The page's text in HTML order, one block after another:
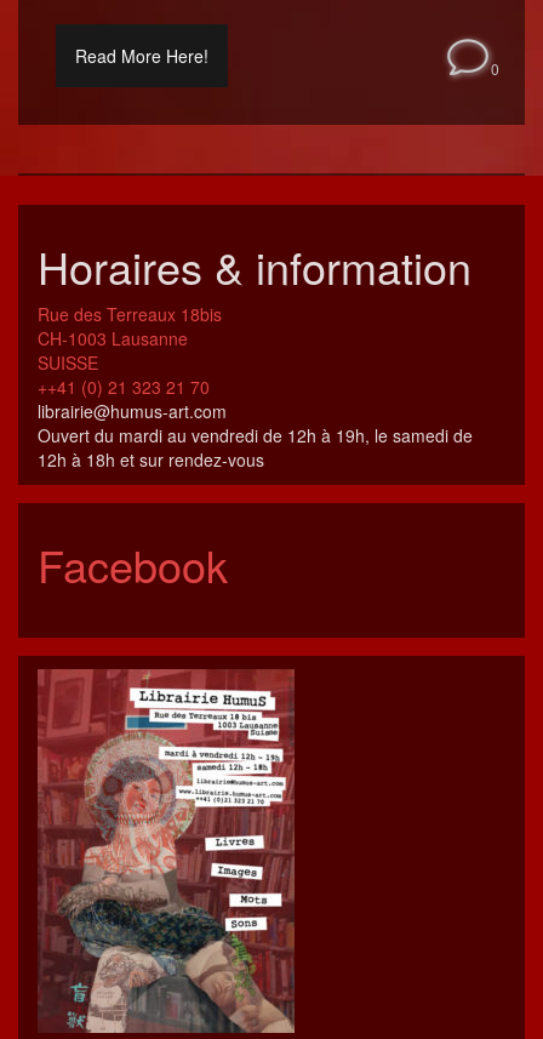
Read More Here!
0
Horaires & information
Rue des Terreaux 18bis
CH-1003 Lausanne
SUISSE
++41 (0) 21 323 21 70
librairie@humus-art.com
Ouvert du mardi au vendredi de 12h à 19h, le samedi de
12h à 18h et sur rendez-vous
Facebook